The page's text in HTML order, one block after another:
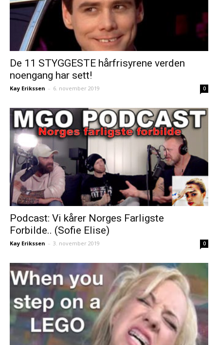
De 11 STYGGESTE hårfrisyrene verden
noengang har sett!
Kay Erikssen – 6. november 2019 0
Podcast: Vi kårer Norges Farligste
Forbilde.. (Sofie Elise)
Kay Erikssen – 3. november 2019 0